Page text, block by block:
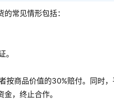
常见情形包括：
。
按商品价值的30%赔付。同时
，终止合作。